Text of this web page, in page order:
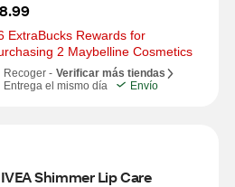
ExtraBucks Rewards for
2 Maybelline Cosmetics
Recoger - Verificar más tiendas
Entrega el mismo día
Envío
Shimmer Lip Care